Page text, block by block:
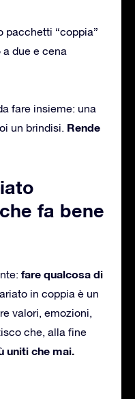
pacchetti “coppia”
due e cena
fare insieme: una
un brindisi. Rende
fa bene
fare qualcosa di
in coppia è un
valori, emozioni,
che, alla fine
uniti che mai.